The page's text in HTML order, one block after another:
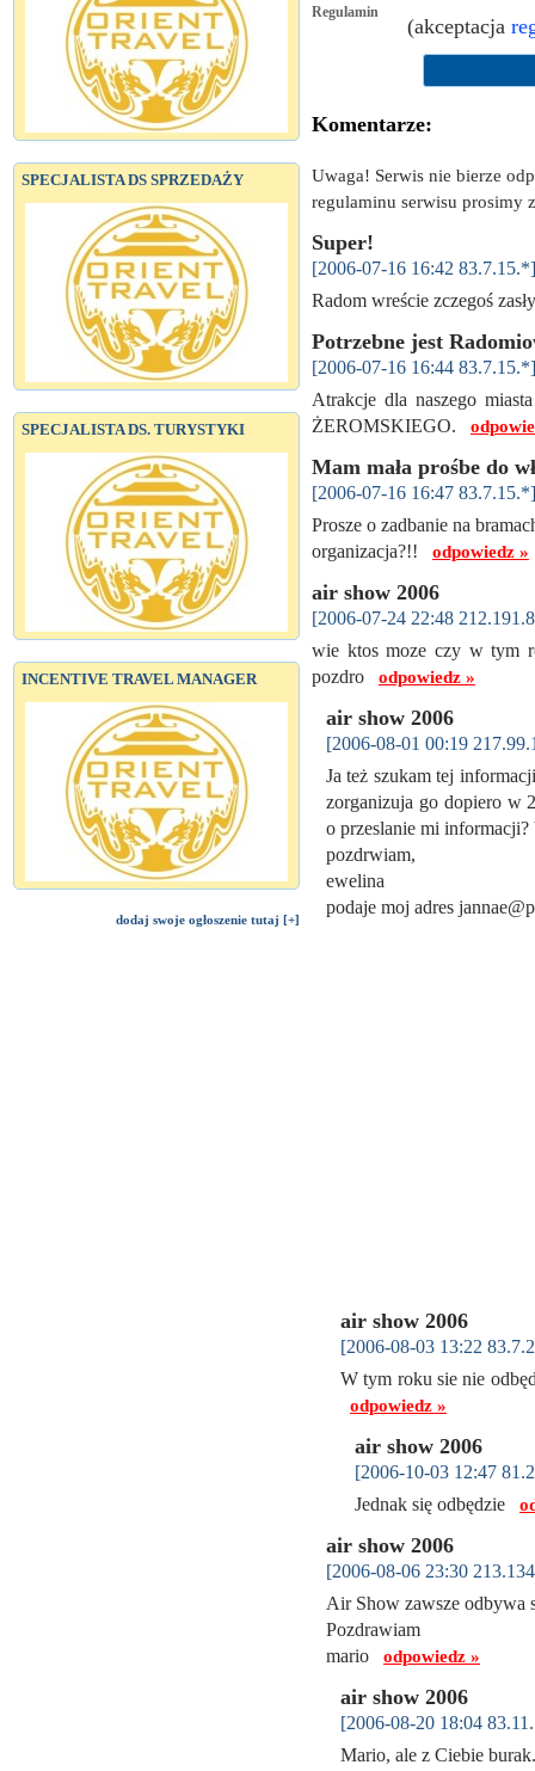
SPECJALISTA DS SPRZEDAŻY
SPECJALISTA DS. TURYSTYKI
INCENTIVE TRAVEL MANAGER
dodaj swoje ogłoszenie tutaj [+]
Regulamin
(akceptacja
Komentarze:
Uwaga! Serwis nie bierze
regulaminu serwisu prosimy
Super!
[2006-07-16 16:42 83.7.15.*]
Radom wreście zczegoś
Potrzebne jest
[2006-07-16 16:44 83.7.15.*]
Atrakcje dla naszego
ŻEROMSKIEGO.
Mam mała prośbe do
[2006-07-16 16:47 83.7.15.*]
Prosze o zadbanie na
organizacja?!! odpowiedz »
air show 2006
[2006-07-24 22:48
wie ktos moze czy w tym
pozdro odpowiedz »
air show 2006
[2006-08-01 00:19
Ja też szukam tej
zorganizuja go dopiero w
o przeslanie mi informacji?
pozdrwiam,
ewelina
podaje moj adres
air show 2006
[2006-08-03 13:22
W tym roku sie nie
odpowiedz »
air show 2006
[2006-10-03 12:47
Jednak się odbędzie
air show 2006
[2006-08-06 23:30
Air Show zawsze odbywa
Pozdrawiam
mario odpowiedz »
air show 2006
[2006-08-20 18:04
Mario, ale z Ciebie